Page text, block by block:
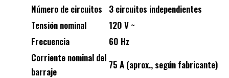
Número de circuitos 3 circuitos independientes
Tensión nominal
120 V ~
Frecuencia
60 Hz
Corriente nominal del
barraje
75 A (aprox., según fabricante)